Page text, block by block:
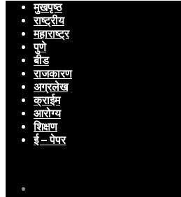
मुखपृष्ठ
राष्ट्रीय
महाराष्ट्र
पुणे
बीड
राजकारण
अग्रलेख
क्राईम
आरोग्य
शिक्षण
ई – पेपर